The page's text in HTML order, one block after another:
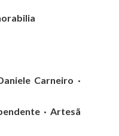
Carneiro ·
· Artesã